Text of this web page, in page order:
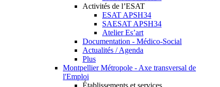
Activités de l’ESAT
ESAT APSH34
SAESAT APSH34
Atelier Es’art
Documentation - Médico-Social
Actualités / Agenda
Plus
Montpellier Métropole - Axe transversal de
l'Emploi
Établissements et services